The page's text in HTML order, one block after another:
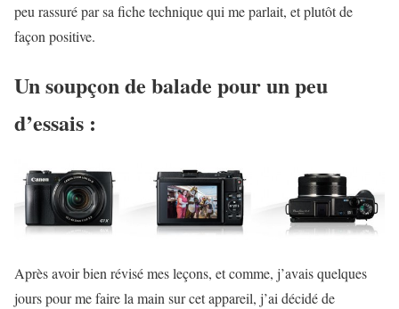
peu rassuré par sa fiche technique qui me parlait, et plutôt de
façon positive.
Un soupçon de balade pour un peu
d’essais :
Après avoir bien révisé mes leçons, et comme, j’avais quelques
jours pour me faire la main sur cet appareil, j’ai décidé de